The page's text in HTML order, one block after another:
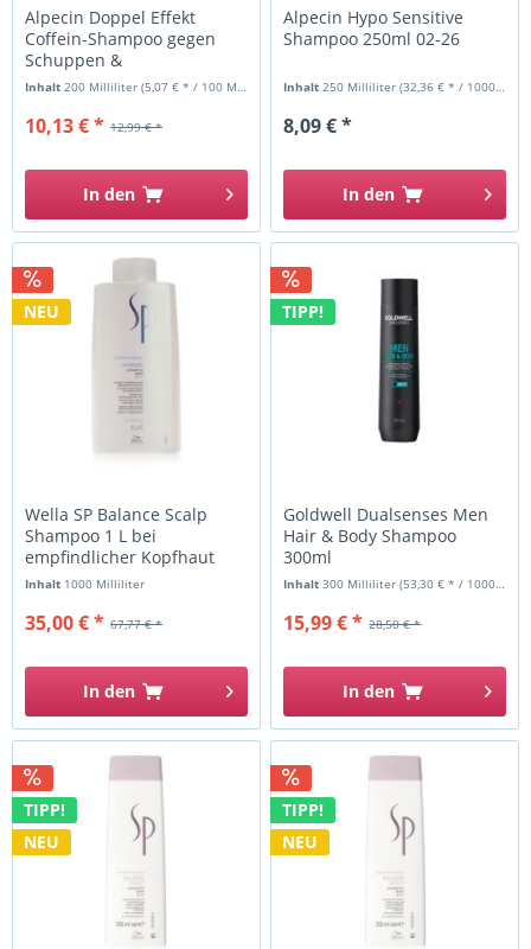
Alpecin Doppel Effekt
Coffein-Shampoo gegen
Schuppen &
erblichbedingten...
Inhalt 200 Milliliter(5,07 € * / 100 Milliliter)
12,99 € *
10,13 € *
In den
Alpecin Hypo Sensitive
Shampoo 250ml 02-26
Inhalt 250 Milliliter(32,36 € * / 1000 Milliliter)
8,09 € *
In den
NEU
Wella SP Balance Scalp
Shampoo 1 L bei
empfindlicher Kopfhaut
Inhalt 1000 Milliliter
67,77 € *
35,00 € *
In den
TIPP!
Goldwell Dualsenses Men
Hair & Body Shampoo
300ml
Inhalt300 Milliliter(53,30 € * / 1000 Milliliter)
28,50 € *
15,99 € *
In den
TIPP!
NEU
TIPP!
NEU